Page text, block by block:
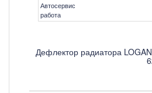
Автосервис
работа
Дефлектор радиатора